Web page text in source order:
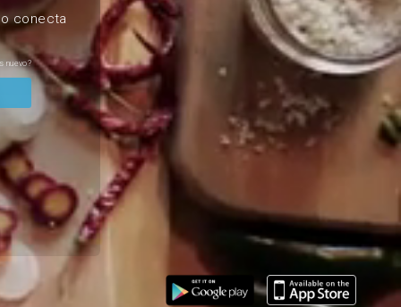
conecta
nuevo?